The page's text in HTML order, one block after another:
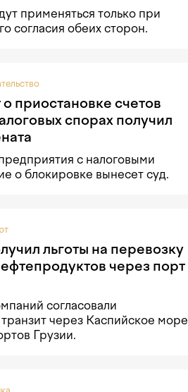
применяться только при
согласия обеих сторон.
приостановке счетов
спорах получил
с налоговыми
о блокировке вынесет суд.
льготы на перевозку
через порт
согласовали
через Каспийское море
Грузии.